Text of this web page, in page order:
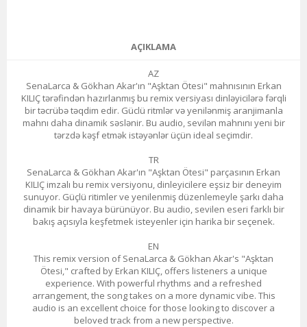
AÇIKLAMA
AZ
SenaLarca & Gökhan Akar'ın "Aşktan Ötesi" mahnısının Erkan
KILIÇ tərəfindən hazırlanmış bu remix versiyası dinləyicilərə fərqli
bir təcrübə təqdim edir. Güclü ritmlər və yenilənmiş aranjimanla
mahnı daha dinamik səslənir. Bu audio, sevilən mahnını yeni bir
tərzdə kəşf etmək istəyənlər üçün ideal seçimdir.
TR
SenaLarca & Gökhan Akar'ın "Aşktan Ötesi" parçasının Erkan
KILIÇ imzalı bu remix versiyonu, dinleyicilere eşsiz bir deneyim
sunuyor. Güçlü ritimler ve yenilenmiş düzenlemeyle şarkı daha
dinamik bir havaya bürünüyor. Bu audio, sevilen eseri farklı bir
bakış açısıyla keşfetmek isteyenler için harika bir seçenek.
EN
This remix version of SenaLarca & Gökhan Akar's "Aşktan
Ötesi," crafted by Erkan KILIÇ, offers listeners a unique
experience. With powerful rhythms and a refreshed
arrangement, the song takes on a more dynamic vibe. This
audio is an excellent choice for those looking to discover a
beloved track from a new perspective.